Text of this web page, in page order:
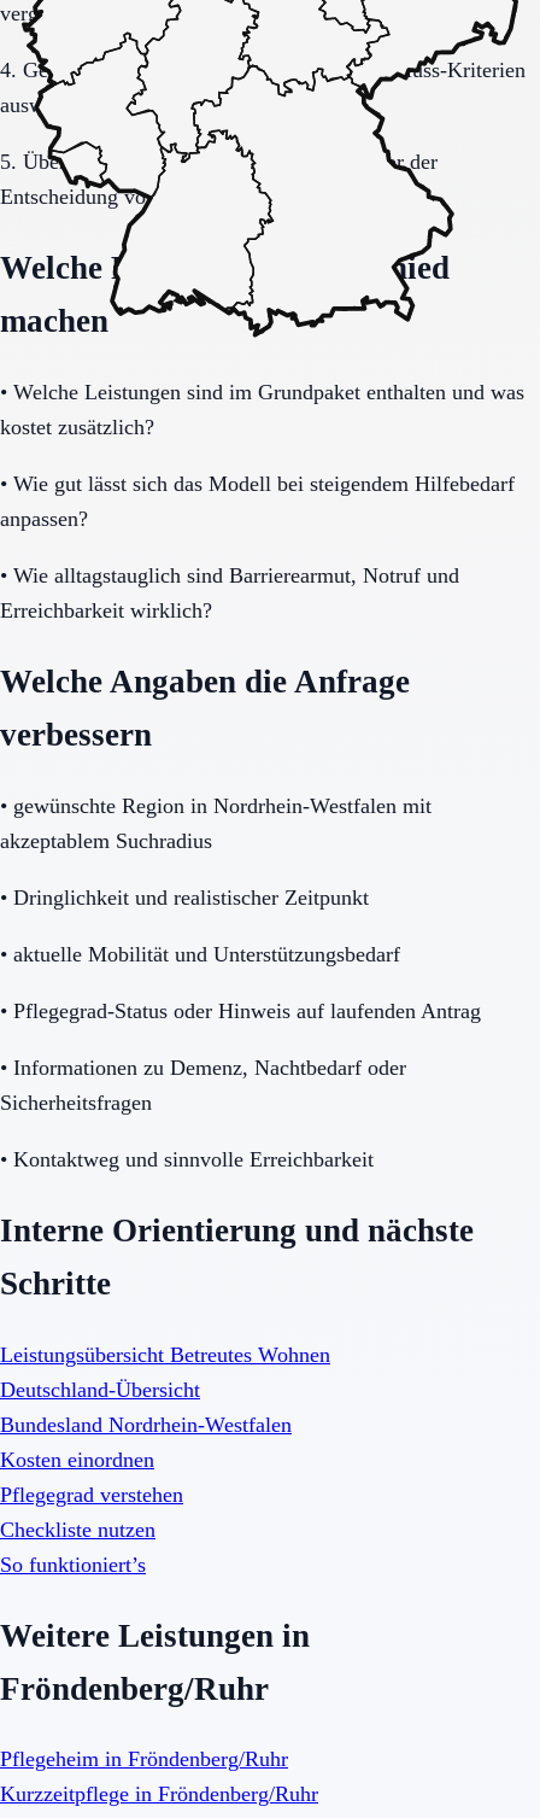
vergleichbar bleiben.
4. Gespräche und Besichtigungen mit festen Muss-Kriterien
auswerten.
5. Übergang, Kommunikation und Kosten vor der
Entscheidung vollständig klären.
Welche Fragen den Unterschied
machen
• Welche Leistungen sind im Grundpaket enthalten und was
kostet zusätzlich?
• Wie gut lässt sich das Modell bei steigendem Hilfebedarf
anpassen?
• Wie alltagstauglich sind Barrierearmut, Notruf und
Erreichbarkeit wirklich?
Welche Angaben die Anfrage
verbessern
• gewünschte Region in Nordrhein-Westfalen mit
akzeptablem Suchradius
• Dringlichkeit und realistischer Zeitpunkt
• aktuelle Mobilität und Unterstützungsbedarf
• Pflegegrad-Status oder Hinweis auf laufenden Antrag
• Informationen zu Demenz, Nachtbedarf oder
Sicherheitsfragen
• Kontaktweg und sinnvolle Erreichbarkeit
Interne Orientierung und nächste
Schritte
Leistungsübersicht Betreutes Wohnen
Deutschland-Übersicht
Bundesland Nordrhein-Westfalen
Kosten einordnen
Pflegegrad verstehen
Checkliste nutzen
So funktioniert’s
Weitere Leistungen in
Fröndenberg/Ruhr
Pflegeheim in Fröndenberg/Ruhr
Kurzzeitpflege in Fröndenberg/Ruhr